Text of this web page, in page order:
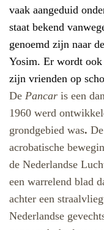
vaak aangeduid
staat bekend
genoemd zijn naar
Yosim. Er wordt ook
zijn vrienden op
De Pancar is een
1960 werd
grondgebied was. De
acrobatische
de Nederlandse
een warrelend blad
achter een
Nederlandse